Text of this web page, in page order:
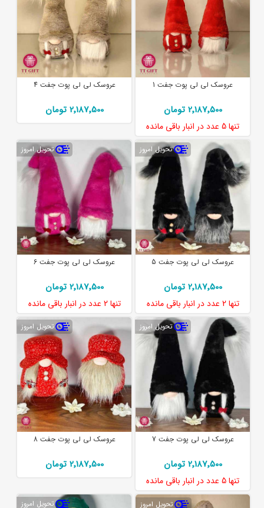
عروسک لی لی پوت جفت 1
2٬187٬500 تومان
تنها5 عدد در انبار باقی مانده
عروسک لی لی پوت جفت 4
2٬187٬500 تومان
تحویل امروز
عروسک لی لی پوت جفت 5
2٬187٬500 تومان
تنها 2 عدد در انبار باقی مانده
تحویل امروز
عروسک لی لی پوت جفت 6
2٬187٬500 تومان
تنها2 عدد در انبار باقی مانده
تحویل امروز
عروسک لی لی پوت جفت 7
2٬187٬500 تومان
تنها5 عدد در انبار باقی مانده
تحویل امروز
عروسک لی لی پوت جفت 8
2٬187٬500 تومان
تحویل امروز تحویل امروز